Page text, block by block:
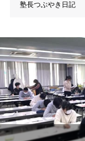
塾長つぶやき日記